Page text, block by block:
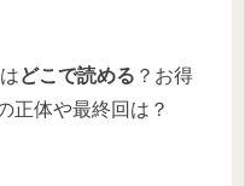
どこで読める ？お得
正体や最終回は？